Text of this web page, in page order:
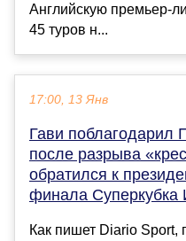
Английскую премьер-
45 туров н...
17:00, 13 Янв
Гави поблагодарил
после разрыва
обратился к
финала Суперкубка
Как пишет Diario Sport,